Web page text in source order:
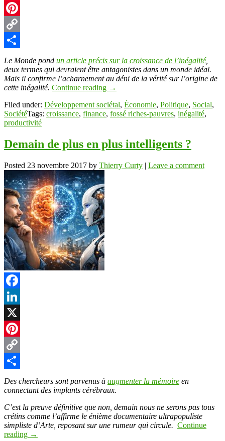
X
Pinterest
Copy
Link
Partager
Le Monde pond un article précis sur la croissance de l’inégalité,
deux termes qui devraient être antagonistes dans un monde idéal.
Mais il confirme l’acharnement au déni de la vérité sur l’origine de
cette inégalité. Continue reading →
Filed under: Développement sociétal, Économie, Politique, Social,
SociétéTags: croissance, finance, fossé riches-pauvres, inégalité,
productivité
Demain de plus en plus intelligents ?
Posted 23 novembre 2017 by Thierry Curty | Leave a comment
Facebook
LinkedIn
X
Pinterest
Copy
Link
Partager
Des chercheurs sont parvenus à augmenter la mémoire en
connectant des implants cérébraux.
C’est la preuve définitive que non, demain nous ne serons pas tous
crétins comme l’affirme le énième documentaire ultrapopuliste
simpliste d’Arte, reposant sur une rumeur qui circule. Continue
reading →